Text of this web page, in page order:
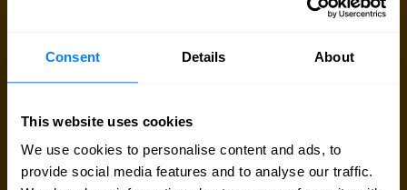
Consent Details About
This website uses cookies
We use cookies to personalise content and ads, to
provide social media features and to analyse our traffic.